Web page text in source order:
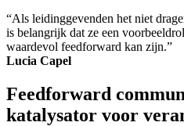
“Als leidinggevenden het niet
is belangrijk dat ze een
waardevol feedforward kan zijn.”
Lucia Capel
Feedforward
katalysator voor